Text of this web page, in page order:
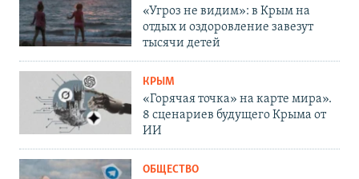
«Угроз не видим»: в Крым на
отдых и оздоровление завезут
тысячи детей
КРЫМ
«Горячая точка» на карте мира».
8 сценариев будущего Крыма от
ИИ
ОБЩЕСТВО